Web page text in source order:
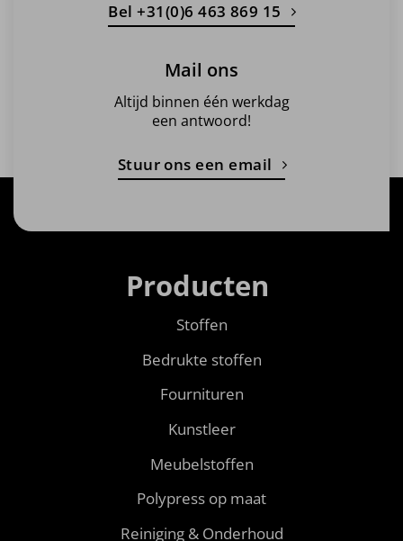
Bel +31(0)6 463 869 15
Mail ons
Altijd binnen één werkdag
een antwoord!
Stuur ons een email
Producten
Stoffen
Bedrukte stoffen
Fournituren
Kunstleer
Meubelstoffen
Polypress op maat
Reiniging & Onderhoud